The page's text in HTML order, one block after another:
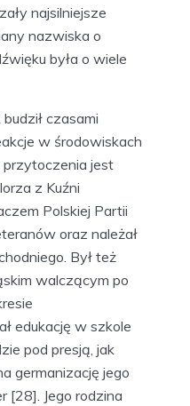
najsilniejsze
nazwiska o
była o wiele
czasami
w środowiskach
jest
z Kuźni
Polskiej Partii
oraz należał
Był też
walczącym po
edukację w szkole
pod presją, jak
germanizację jego
[28]. Jego rodzina